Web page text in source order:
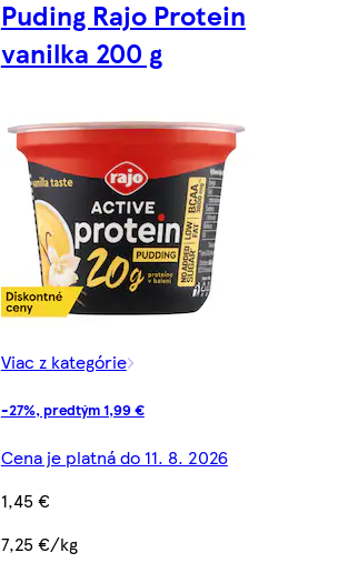
Puding Rajo Protein
vanilka 200 g
Viac z kategórie
-27%, predtým 1,99 €
Cena je platná do 11. 8. 2026
1,45 €
7,25 €/kg